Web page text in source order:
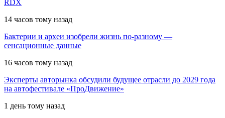
RDX
14 часов тому назад
Бактерии и археи изобрели жизнь по-разному —
сенсационные данные
16 часов тому назад
Эксперты авторынка обсудили будущее отрасли до 2029 года
на автофестивале «ПроДвижение»
1 день тому назад